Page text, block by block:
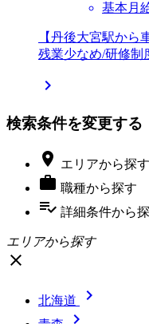
基本月
【丹後大宮駅から
残業少なめ/研修制

検索条件を変更する
 エリアから探す
 職種から探す
playlist_add_check 詳細条件から
エリアから探す
close
北海道 
